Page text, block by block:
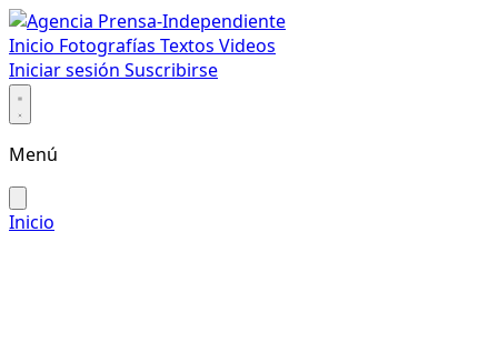
Inicio Fotografías Textos Videos
Iniciar sesión Suscribirse
Menú
Inicio